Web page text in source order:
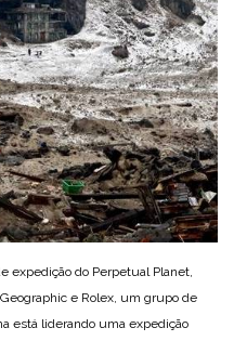
expedição do Perpetual Planet,
e Rolex, um grupo de
está liderando uma expedição